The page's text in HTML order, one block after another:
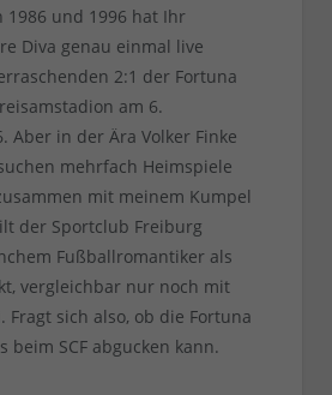
1986 und 1996 hat Ihr
Diva genau einmal live
2:1 der Fortuna
am 6.
Aber in der Ära Volker Finke
mehrfach Heimspiele
mit meinem Kumpel
der Sportclub Freiburg
Fußballromantiker als
vergleichbar nur noch mit
Fragt sich also, ob die Fortuna
beim SCF abgucken kann.